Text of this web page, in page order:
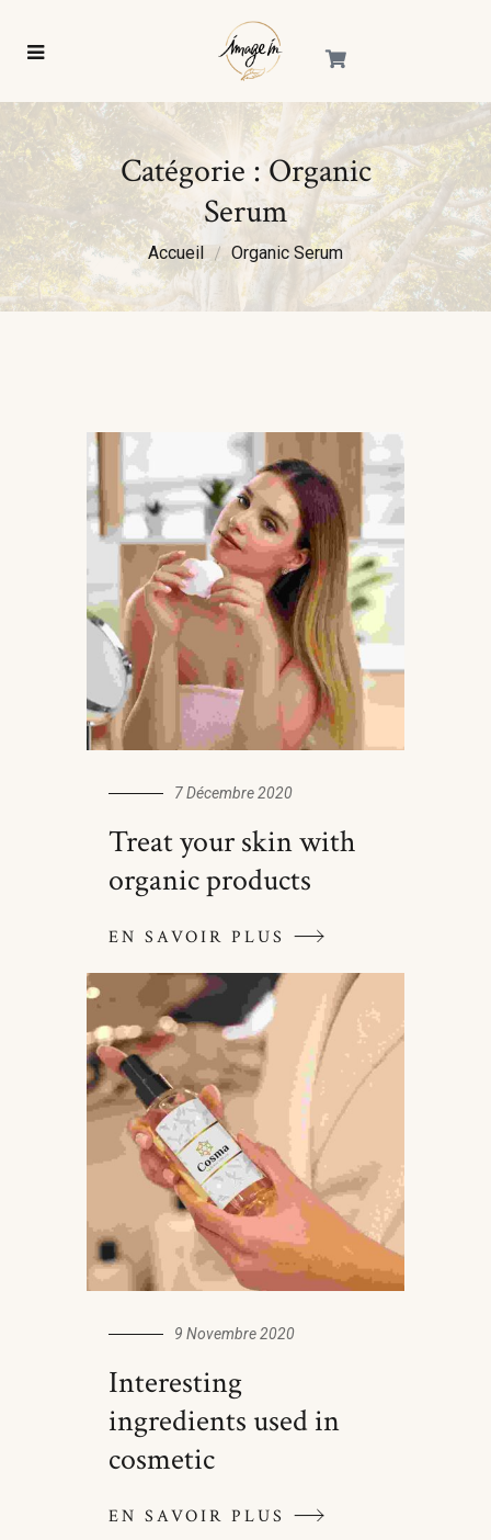
Catégorie : Organic
Serum
Accueil Organic Serum
7 Décembre 2020
Treat your skin with
organic products
EN SAVOIR PLUS
9 Novembre 2020
Interesting
ingredients used in
cosmetic
EN SAVOIR PLUS